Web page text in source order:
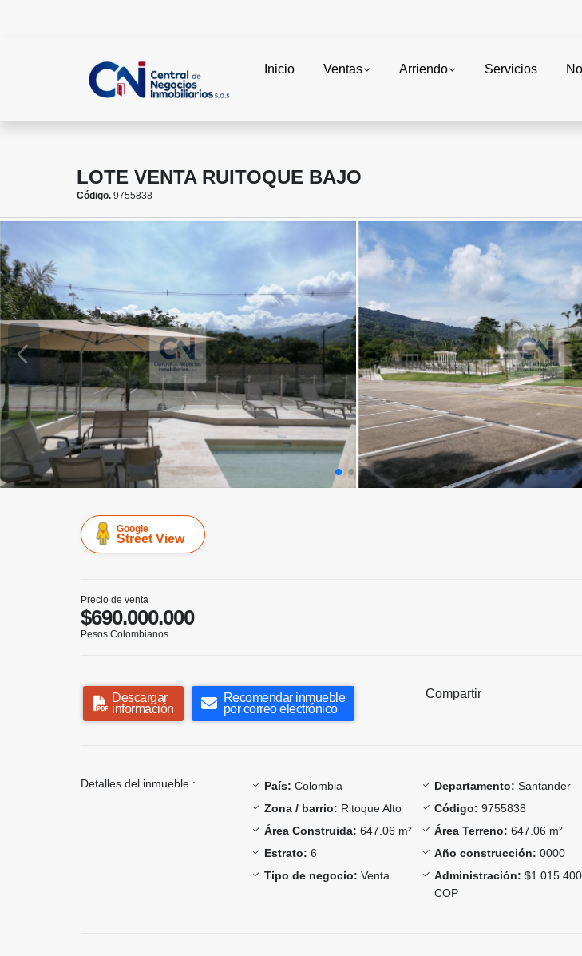
Inicio Ventas Arriendo Servicios
LOTE VENTA RUITOQUE BAJO
Código. 9755838
Google
Street View
Precio de venta
$690.000.000
Pesos Colombianos
Descargar
información
Recomendar inmueble
por correo electrónico
Compartir
Detalles del inmueble : País: Colombia Departamento: Santander
Zona / barrio: Ritoque Alto Código: 9755838
Área Construida: 647.06 m² Área Terreno: 647.06 m²
Estrato: 6 Año construcción: 0000
Tipo de negocio: Venta Administración: $1.015.400
COP